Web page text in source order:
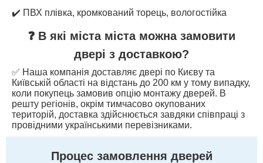
✔️ ПВХ плівка, кромкований торець, вологостійка
❓ В які міста міста можна замовити
двері з доставкою?
✅ Наша компанія доставляє двері по Києву та
Київській області на відстань до 200 км у тому випадку,
коли покупець замовив опцію монтажу дверей. В
решту регіонів, окрім тимчасово окупованих
територій, доставка здійснюється завдяки співпраці з
провідними українськими перевізниками.
Процес замовлення дверей